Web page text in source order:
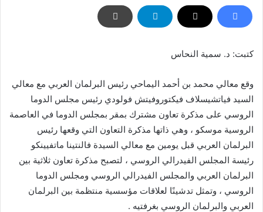
كتبت: د. سمية النحاس
وقع معالي محمد بن أحمد اليماحي رئيس البرلمان العربي مع معالي
السيد فياتشيسلاف فيكتوروفيتش فولودي رئيس مجلس الدوما
الروسي على مذكرة تعاون مشترك بمقر بمجلس الدوما في العاصمة
الروسية موسكو ، وهي ذاتها مذكرة التعاون التي وقعها رئيس
البرلمان العربي قبل يومين مع معالي السيدة فالنتينا ماتفيينكو
رئيسة المجلس الفيدرالي الروسي ، لتصبح مذكرة تعاون ثلاثية بين
البرلمان العربي والمجلس الفيدرالي الروسي ومجلس الدوما
الروسي ، وتمثل تدشينًا لعلاقات مؤسسية منتظمة بين البرلمان
العربي والبرلمان الروسي بغرفتيه .